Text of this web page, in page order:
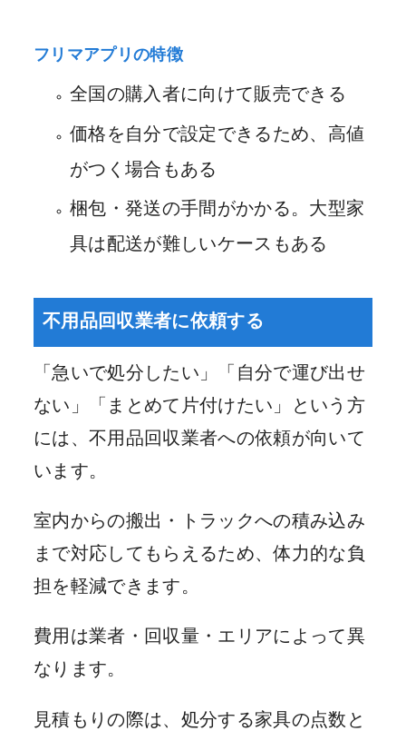
フリマアプリの特徴
全国の購入者に向けて販売できる
価格を自分で設定できるため、高値
がつく場合もある
梱包・発送の手間がかかる。大型家
具は配送が難しいケースもある
不用品回収業者に依頼する
「急いで処分したい」「自分で運び出せ
ない」「まとめて片付けたい」という方
には、不用品回収業者への依頼が向いて
います。
室内からの搬出・トラックへの積み込み
まで対応してもらえるため、体力的な負
担を軽減できます。
費用は業者・回収量・エリアによって異
なります。
見積もりの際は、処分する家具の点数と